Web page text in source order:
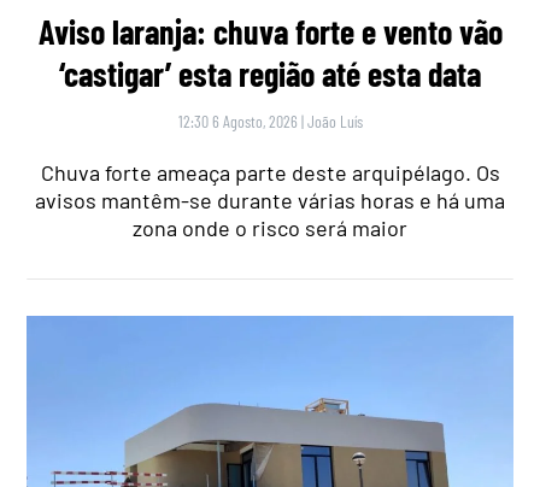
Aviso laranja: chuva forte e vento vão
‘castigar’ esta região até esta data
12:30 6 Agosto, 2026 |João Luís
Chuva forte ameaça parte deste arquipélago. Os
avisos mantêm-se durante várias horas e há uma
zona onde o risco será maior